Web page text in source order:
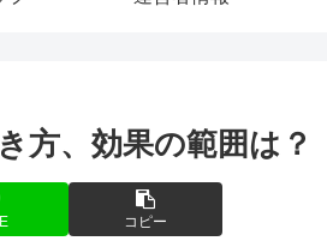
方、効果の範囲は？
コピー